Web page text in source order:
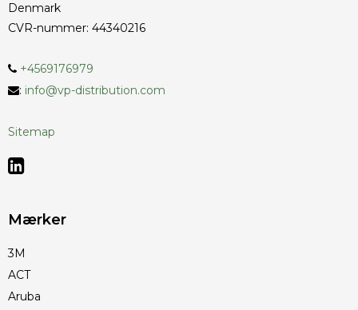
Denmark
CVR-nummer: 44340216
+4569176979
: info@vp-distribution.com
Sitemap
Mærker
3M
ACT
Aruba